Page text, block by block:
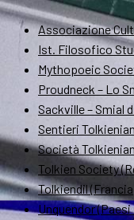
Associazione
Ist. Filosofico
Mythopoeic
Proudneck – Lo
Sackville – Smial
Sentieri
Società
Tolkien Society
Tolkiendil
Unquendor